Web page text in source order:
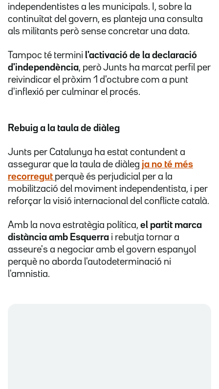
independentistes a les municipals. I, sobre la
continuïtat del govern, es planteja una consulta
als militants però sense concretar una data.
Tampoc té termini l'activació de la declaració
d'independència, però Junts ha marcat perfil per
reivindicar el pròxim 1 d'octubre com a punt
d'inflexió per culminar el procés.
Rebuig a la taula de diàleg
Junts per Catalunya ha estat contundent a
assegurar que la taula de diàleg ja no té més
recorregut perquè és perjudicial per a la
mobilització del moviment independentista, i per
reforçar la visió internacional del conflicte català.
Amb la nova estratègia política, el partit marca
distància amb Esquerra i rebutja tornar a
asseure's a negociar amb el govern espanyol
perquè no aborda l'autodeterminació ni
l'amnistia.